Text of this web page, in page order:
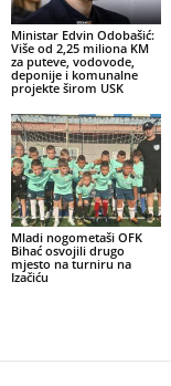
Ministar Edvin Odobašić:
Više od 2,25 miliona KM
za puteve, vodovode,
deponije i komunalne
projekte širom USK
Mladi nogometaši OFK
Bihać osvojili drugo
mjesto na turniru na
Izačiću